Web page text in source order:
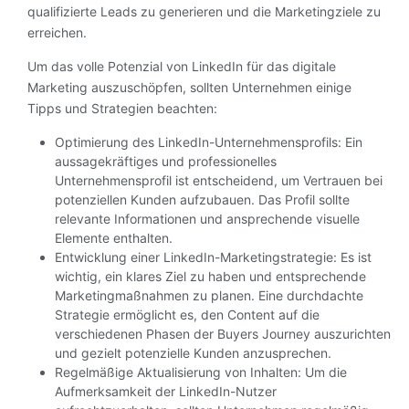
qualifizierte Leads zu generieren und die Marketingziele zu
erreichen.
Um das volle Potenzial von LinkedIn für das digitale
Marketing auszuschöpfen, sollten Unternehmen einige
Tipps und Strategien beachten:
Optimierung des LinkedIn-Unternehmensprofils: Ein
aussagekräftiges und professionelles
Unternehmensprofil ist entscheidend, um Vertrauen bei
potenziellen Kunden aufzubauen. Das Profil sollte
relevante Informationen und ansprechende visuelle
Elemente enthalten.
Entwicklung einer LinkedIn-Marketingstrategie: Es ist
wichtig, ein klares Ziel zu haben und entsprechende
Marketingmaßnahmen zu planen. Eine durchdachte
Strategie ermöglicht es, den Content auf die
verschiedenen Phasen der Buyers Journey auszurichten
und gezielt potenzielle Kunden anzusprechen.
Regelmäßige Aktualisierung von Inhalten: Um die
Aufmerksamkeit der LinkedIn-Nutzer